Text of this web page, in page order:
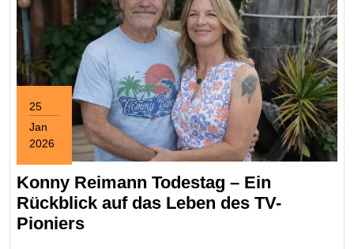
25
Jan
2026
25,
2026
Konny Reimann Todestag – Ein
Rückblick auf das Leben des TV-
PioniersKonny